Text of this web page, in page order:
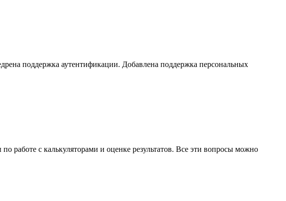
поддержка аутентификации. Добавлена поддержка персональных
работе с калькуляторами и оценке результатов. Все эти вопросы можно